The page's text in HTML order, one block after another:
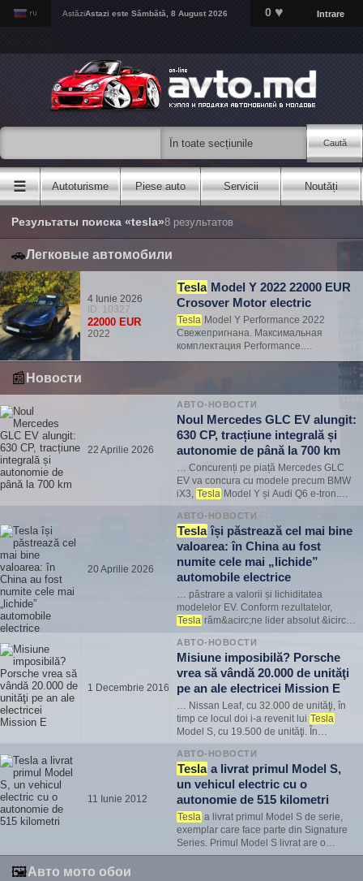
AstăziAstazi este Sâmbătă, 8 August 2026 0 ♥ Intrare
Caută
☰ Autoturisme Piese auto Servicii Noutăți
Результаты поиска «tesla»8 результатов
🚗Легковые автомобили
4 Iunie 2026
ID: 10327
22000 EUR
2022
Tesla Model Y 2022 22000 EUR
Crosover Motor electric
Tesla Model Y Performance 2022
Свежепригнана. Максимальная
комплектация Performance.
Автомобиль в идеальном состоянии,
Dual Motor, разгон 0–100 км/ч за 3,7
сек., премиальная…
📰 Новости
22 Aprilie 2026
АВТО-НОВОСТИ
Noul Mercedes GLC EV alungit:
630 CP, tracțiune integrală și
autonomie de până la 700 km
… Concurenți pe piață Mercedes GLC
EV va concura cu modele precum BMW
iX3, Tesla Model Y și Audi Q6 e-tron.
Principalul avantaj al modelului este
combinația dintre performanță, confort și
tehnologii premium. Noul Mercedes GLC
EV &icirc;n v…
20 Aprilie 2026
АВТО-НОВОСТИ
Tesla își păstrează cel mai bine
valoarea: în China au fost
numite cele mai „lichide”
automobile electrice
… păstrare a valorii și lichiditatea
modelelor EV. Conform rezultatelor,
Tesla răm&acirc;ne lider absolut &icirc;n
ceea ce privește menținerea prețului pe
piața secundară, depășind majoritatea
producătorilor chinezi și europeni. ⚡
Concluzii princi…
1 Decembrie 2016
АВТО-НОВОСТИ
Misiune imposibilă? Porsche
vrea să vândă 20.000 de unităţi
pe an ale electricei Mission E
… Nissan Leaf, cu 32.000 de unităţi, în
timp ce locul doi i-a revenit lui Tesla
Model S, cu 19.500 de unităţi. În
avea un preţ de comercializare piperat
pentru clienţii obişnuiţi, atingerea unor
astfel de pragur…
11 Iunie 2012
АВТО-НОВОСТИ
Tesla a livrat primul Model S,
un vehicul electric cu o
autonomie de 515 kilometri
Tesla a livrat primul Model S de serie,
exemplar care face parte din Signature
Series. Primul Model S livrat are o
autonomie de 515 kilometri &#351;i
🖼Авто мото обои